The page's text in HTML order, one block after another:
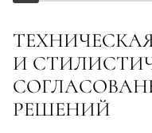
И
РЕШЕНИЙ